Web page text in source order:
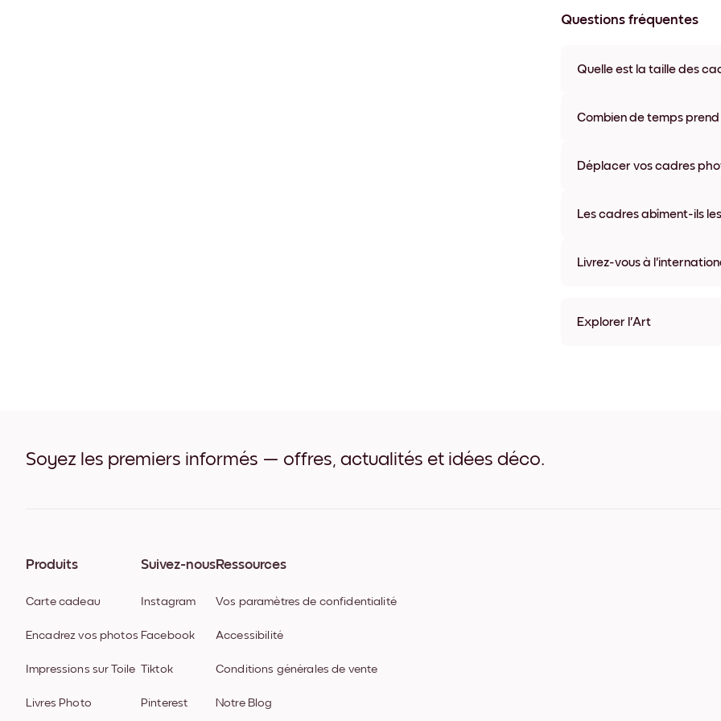
Questions fréquentes
Quelle est la taille des
coloris disponibles, y compris
Combien de temps prend
semaine. Livraison express
Déplacer vos cadres
abîmer vos murs.
Les cadres abîment-ils
Livrez-vous à
Explorer l'Art
Soyez les premiers informés — offres, actualités et idées déco.
Produits
Carte cadeau
Encadrez vos photos
Impressions sur Toile
Livres Photo
Suivez-nous
Instagram
Facebook
Tiktok
Pinterest
Ressources
Vos paramètres de confidentialité
Accessibilité
Conditions générales de vente
Notre Blog